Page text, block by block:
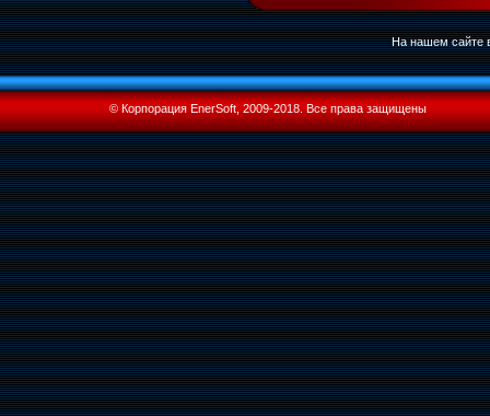
На нашем сайте
© Корпорация EnerSoft, 2009-2018. Все права защищены